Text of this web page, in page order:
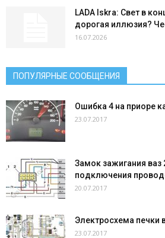
LADA Iskra: Свет в
дорогая иллюзия?
16.07.2026
ПОПУЛЯРНЫЕ СООБЩЕНИЯ
Ошибка 4 на приоре
23.07.2017
Замок зажигания ваз
подключения
20.07.2017
Электросхема печки
23.07.2017